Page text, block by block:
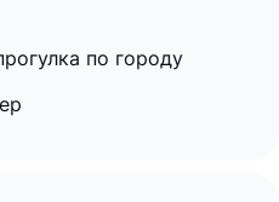
по городу